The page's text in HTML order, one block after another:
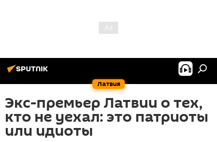
Латвия
Экс-премьер Латвии о тех,
кто не уехал: это патриоты
или идиоты